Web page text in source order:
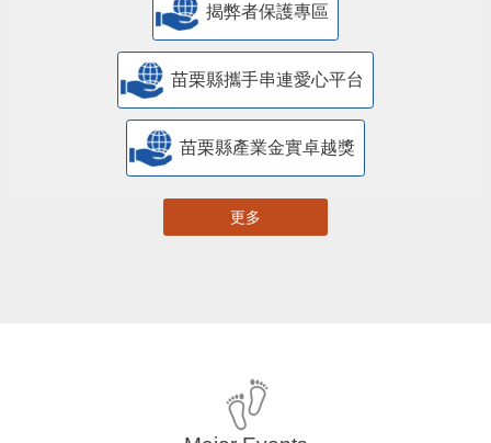
揭弊者保護專區
苗栗縣攜手串連愛心平台
苗栗縣產業金實卓越獎
更多